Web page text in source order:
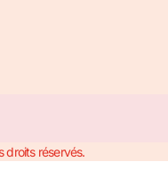
droits réservés.